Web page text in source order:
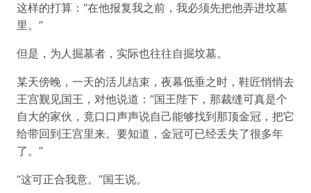
这样的打算：“在他报复我之前，我必须先把他弄进坟墓
里。”
但是，为人掘墓者，实际也往往自掘坟墓。
某天傍晚，一天的活儿结束，夜幕低垂之时，鞋匠悄悄去
王宫觐见国王，对他说道：“国王陛下，那裁缝可真是个
自大的家伙，竟口口声声说自己能够找到那顶金冠，把它
给带回到王宫里来。要知道，金冠可已经丢失了很多年
了。”
“这可正合我意。”国王说。